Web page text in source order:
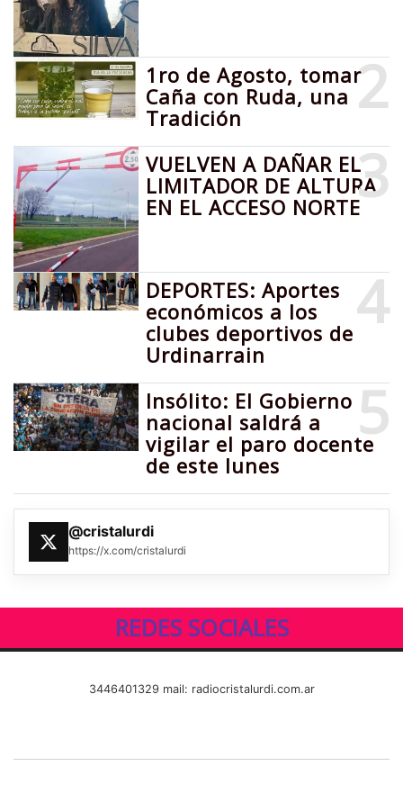
2
1ro de Agosto, tomar
Caña con Ruda, una
Tradición
3
VUELVEN A DAÑAR EL
LIMITADOR DE ALTURA
EN EL ACCESO NORTE
4
DEPORTES: Aportes
económicos a los
clubes deportivos de
Urdinarrain
5
Insólito: El Gobierno
nacional saldrá a
vigilar el paro docente
de este lunes
@cristalurdi
https://x.com/cristalurdi
REDES SOCIALES
3446401329 mail: radiocristalurdi.com.ar